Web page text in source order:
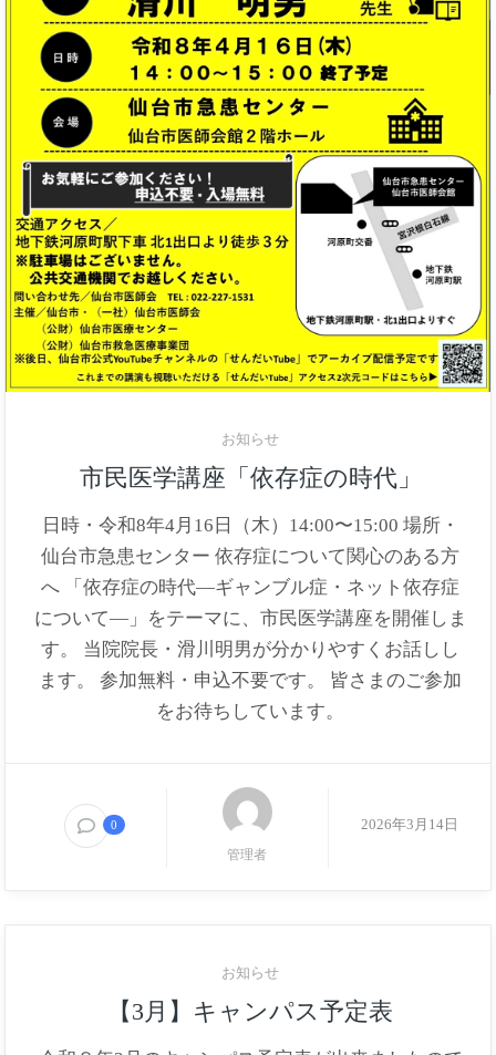
お知らせ
市民医学講座「依存症の時代」
日時・令和8年4月16日（木）14:00〜15:00 場所・
仙台市急患センター 依存症について関心のある方
へ 「依存症の時代―ギャンブル症・ネット依存症
について―」をテーマに、市民医学講座を開催しま
す。 当院院長・滑川明男が分かりやすくお話しし
ます。 参加無料・申込不要です。 皆さまのご参加
をお待ちしています。
0
管理者
2026年3月14日
お知らせ
【3月】キャンパス予定表